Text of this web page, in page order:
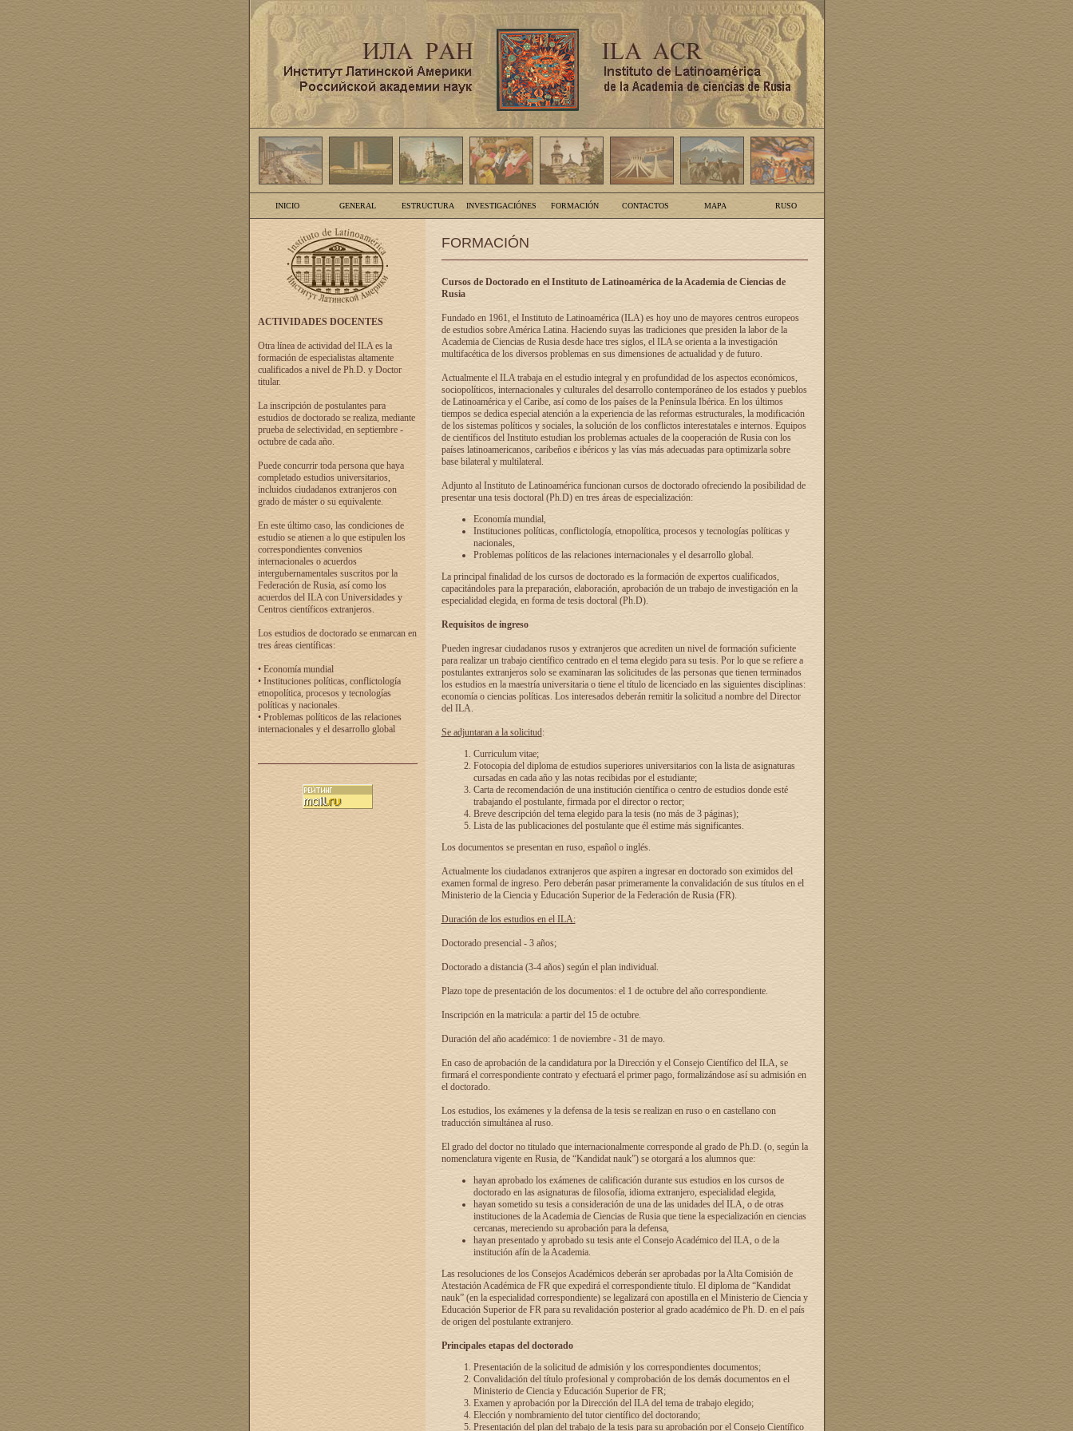
INICIO GENERAL ESTRUCTURA INVESTIGACIÓNES FORMACIÓN CONTACTOS MAPA RUSO
ACTIVIDADES DOCENTES
Otra línea de actividad del ILA es la
formación de especialistas altamente
cualificados a nivel de Ph.D. y Doctor
titular.
La inscripción de postulantes para
estudios de doctorado se realiza, mediante
prueba de selectividad, en septiembre -
octubre de cada año.
Puede concurrir toda persona que haya
completado estudios universitarios,
incluidos ciudadanos extranjeros con
grado de máster o su equivalente.
En este último caso, las condiciones de
estudio se atienen a lo que estipulen los
correspondientes convenios
internacionales o acuerdos
intergubernamentales suscritos por la
Federación de Rusia, así como los
acuerdos del ILA con Universidades y
Centros científicos extranjeros.
Los estudios de doctorado se enmarcan en
tres áreas científicas:
• Economía mundial
• Instituciones políticas, conflictología
etnopolítica, procesos y tecnologías
políticas y nacionales.
• Problemas políticos de las relaciones
internacionales y el desarrollo global
FORMACIÓN
Cursos de Doctorado en el Instituto de Latinoamérica de la Academia de Ciencias de
Rusia
Fundado en 1961, el Instituto de Latinoamérica (ILA) es hoy uno de mayores centros europeos
de estudios sobre América Latina. Haciendo suyas las tradiciones que presiden la labor de la
Academia de Ciencias de Rusia desde hace tres siglos, el ILA se orienta a la investigación
multifacética de los diversos problemas en sus dimensiones de actualidad y de futuro.
Actualmente el ILA trabaja en el estudio integral y en profundidad de los aspectos económicos,
sociopolíticos, internacionales y culturales del desarrollo contemporáneo de los estados y pueblos
de Latinoamérica y el Caribe, así como de los países de la Península Ibérica. En los últimos
tiempos se dedica especial atención a la experiencia de las reformas estructurales, la modificación
de los sistemas políticos y sociales, la solución de los conflictos interestatales e internos. Equipos
de científicos del Instituto estudian los problemas actuales de la cooperación de Rusia con los
países latinoamericanos, caribeños e ibéricos y las vías más adecuadas para optimizarla sobre
base bilateral y multilateral.
Adjunto al Instituto de Latinoamérica funcionan cursos de doctorado ofreciendo la posibilidad de
presentar una tesis doctoral (Ph.D) en tres áreas de especialización:
Economía mundial,
Instituciones políticas, conflictología, etnopolítica, procesos y tecnologías políticas y
nacionales,
Problemas políticos de las relaciones internacionales y el desarrollo global.
La principal finalidad de los cursos de doctorado es la formación de expertos cualificados,
capacitándoles para la preparación, elaboración, aprobación de un trabajo de investigación en la
especialidad elegida, en forma de tesis doctoral (Ph.D).
Requisitos de ingreso
Pueden ingresar ciudadanos rusos y extranjeros que acrediten un nivel de formación suficiente
para realizar un trabajo científico centrado en el tema elegido para su tesis. Por lo que se refiere a
postulantes extranjeros solo se examinaran las solicitudes de las personas que tienen terminados
los estudios en la maestría universitaria o tiene el título de licenciado en las siguientes disciplinas:
economía o ciencias políticas. Los interesados deberán remitir la solicitud a nombre del Director
del ILA.
Se adjuntaran a la solicitud:
Curriculum vitae;
Fotocopia del diploma de estudios superiores universitarios con la lista de asignaturas
cursadas en cada año y las notas recibidas por el estudiante;
Carta de recomendación de una institución científica o centro de estudios donde esté
trabajando el postulante, firmada por el director o rector;
Breve descripción del tema elegido para la tesis (no más de 3 páginas);
Lista de las publicaciones del postulante que él estime más significantes.
Los documentos se presentan en ruso, español o inglés.
Actualmente los ciudadanos extranjeros que aspiren a ingresar en doctorado son eximidos del
examen formal de ingreso. Pero deberán pasar primeramente la convalidación de sus títulos en el
Ministerio de la Ciencia y Educación Superior de la Federación de Rusia (FR).
Duración de los estudios en el ILA:
Doctorado presencial - 3 años;
Doctorado a distancia (3-4 años) según el plan individual.
Plazo tope de presentación de los documentos: el 1 de octubre del año correspondiente.
Inscripción en la matricula: a partir del 15 de octubre.
Duración del año académico: 1 de noviembre - 31 de mayo.
En caso de aprobación de la candidatura por la Dirección y el Consejo Científico del ILA, se
firmará el correspondiente contrato y efectuará el primer pago, formalizándose así su admisión en
el doctorado.
Los estudios, los exámenes y la defensa de la tesis se realizan en ruso o en castellano con
traducción simultánea al ruso.
El grado del doctor no titulado que internacionalmente corresponde al grado de Ph.D. (o, según la
nomenclatura vigente en Rusia, de “Kandidat nauk”) se otorgará a los alumnos que:
hayan aprobado los exámenes de calificación durante sus estudios en los cursos de
doctorado en las asignaturas de filosofía, idioma extranjero, especialidad elegida,
hayan sometido su tesis a consideración de una de las unidades del ILA, o de otras
instituciones de la Academia de Ciencias de Rusia que tiene la especialización en ciencias
cercanas, mereciendo su aprobación para la defensa,
hayan presentado y aprobado su tesis ante el Consejo Académico del ILA, o de la
institución afín de la Academia.
Las resoluciones de los Consejos Académicos deberán ser aprobadas por la Alta Comisión de
Atestación Académica de FR que expedirá el correspondiente título. El diploma de “Kandidat
nauk” (en la especialidad correspondiente) se legalizará con apostilla en el Ministerio de Ciencia y
Educación Superior de FR para su revalidación posterior al grado académico de Ph. D. en el país
de origen del postulante extranjero.
Principales etapas del doctorado
Presentación de la solicitud de admisión y los correspondientes documentos;
Convalidación del título profesional y comprobación de los demás documentos en el
Ministerio de Ciencia y Educación Superior de FR;
Examen y aprobación por la Dirección del ILA del tema de trabajo elegido;
Elección y nombramiento del tutor científico del doctorando;
Presentación del plan del trabajo de la tesis para su aprobación por el Consejo Científico